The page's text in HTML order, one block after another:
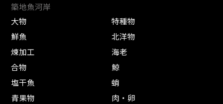
築地魚河岸
大物
特種物
鮮魚
北洋物
煉加工
海老
合物
鯨
塩干魚
蛸
青果物
肉・卵